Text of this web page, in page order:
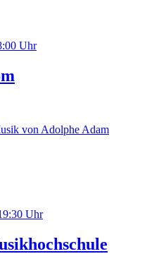
Uhr
von Adolphe Adam
Uhr